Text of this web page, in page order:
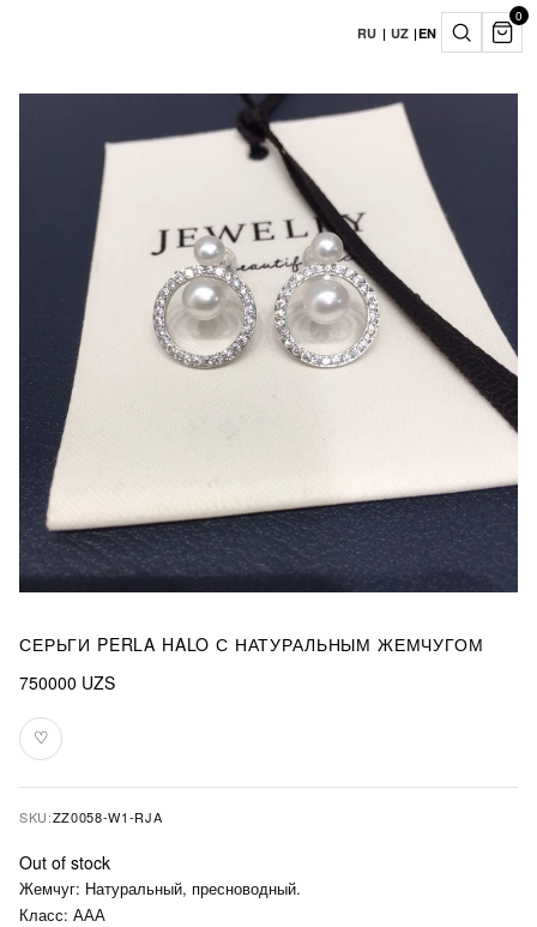
RU | UZ |EN
0
СЕРЬГИ PERLA HALO С НАТУРАЛЬНЫМ ЖЕМЧУГОМ
750000 UZS
♡Add
to
SKU:ZZ0058-W1-RJA
Out of stock
Жемчуг: Натуральный, пресноводный.
Класс: ААА